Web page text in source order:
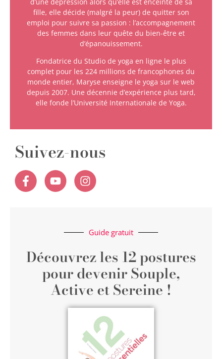
fille, elle décide (malgré la peur) de quitter son
emploi pour suivre sa passion : l’accompagnement
des femmes dans leur quête du bien-être et
d’épanouissement.
Fondatrice du Studio de yoga en ligne le plus
complet pour les 224 millions de francophones du
monde entier, Maryse enseigne le yoga sur le web
depuis 2007. Une décennie d’expérience plus tard,
elle fonde l’Université Internationale de Yoga.
Suivez-nous
Guide gratuit
Découvrez les 12 postures
pour devenir Souple,
Active et Sereine !